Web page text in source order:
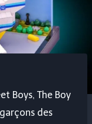
Boys, The Boy
des